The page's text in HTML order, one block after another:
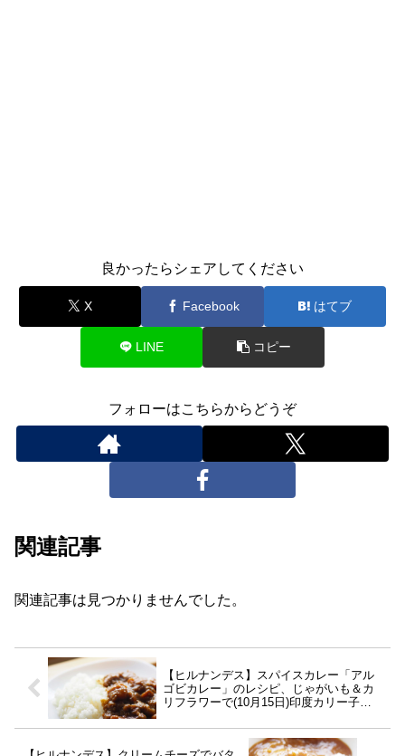
良かったらシェアしてください
X Facebook はてブ
LINE コピー
フォローはこちらからどうぞ
関連記事
関連記事は見つかりませんでした。
【ヒルナンデス】スパイスカレー「アル
ゴビカレー」のレシピ、じゃがいも＆カ
リフラワーで(10月15日)印度カリー子さ